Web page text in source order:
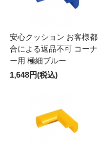
安心クッション お客様都
合による返品不可 コーナ
ー用 極細ブルー
1,648円(税込)